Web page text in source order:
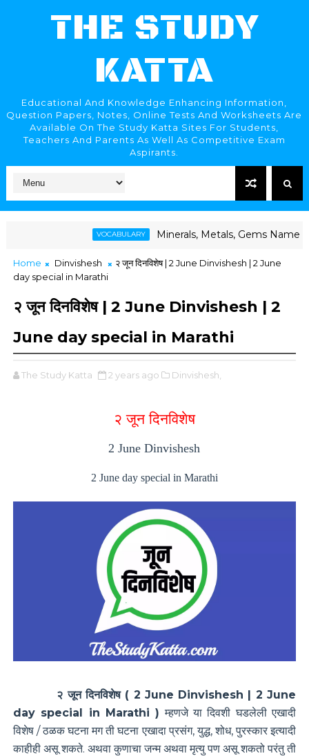
THE STUDY
KATTA
Educational And Knowledge Enhancing Information,
Question Papers, Notes, Online Tests And Worksheets Are
Available On The Study Katta Sites For Students,
Teachers And Parents As Well As Competitive Exam
Aspirants.
VOCABULARY Minerals, Metals, Gems Names | खनिजे, धातू,
Home Dinvishesh
२ जून दिनविशेष | 2 June Dinvishesh | 2 June
day special in Marathi
२ जून दिनविशेष | 2 June Dinvishesh | 2
June day special in Marathi
The Study Katta 2 years ago Dinvishesh,
२ जून दिनविशेष
2 June Dinvishesh
2 June day special in Marathi
२ जून दिनविशेष ( 2 June Dinvishesh | 2 June
day special in Marathi ) म्हणजे या दिवशी घडलेली एखादी
विशेष / ठळक घटना मग ती घटना एखादा प्रसंग, युद्ध, शोध, पुरस्कार इत्यादी
काहीही असू शकते. अथवा कुणाचा जन्म अथवा मृत्यु पण असू शकतो परंतु ती